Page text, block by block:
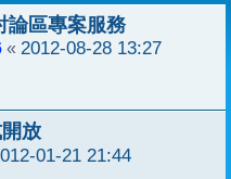
論區專案服務
« 2012-08-28 13:27
放
01-21 21:44